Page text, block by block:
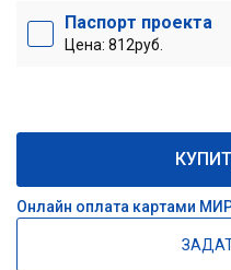
Паспорт проекта
Цена: 812руб.
Онлайн оплата картами